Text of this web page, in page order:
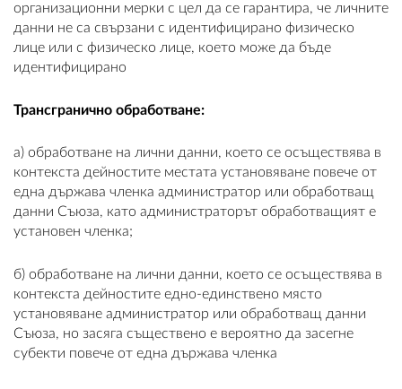
организационни мерки с цел да се гарантира, че личните
данни не са свързани с идентифицирано физическо
лице или с физическо лице, което може да бъде
идентифицирано
Трансгранично обработване:
a) обработване на лични данни, което се осъществява в
контекста дейностите местата установяване повече от
една държава членка администратор или обработващ
данни Съюза, като администраторът обработващият е
установен членка;
б) обработване на лични данни, което се осъществява в
контекста дейностите едно-единствено място
установяване администратор или обработващ данни
Съюза, но засяга съществено е вероятно да засегне
субекти повече от една държава членка